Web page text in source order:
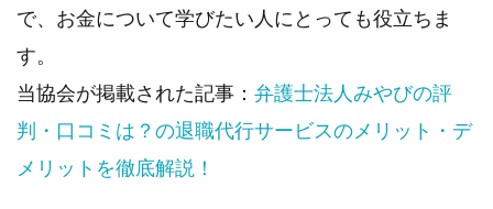
で、お金について学びたい人にとっても役立ちま
す。
当協会が掲載された記事： 弁護士法人みやびの評
判・口コミは？の退職代行サービスのメリット・デ
メリットを徹底解説！